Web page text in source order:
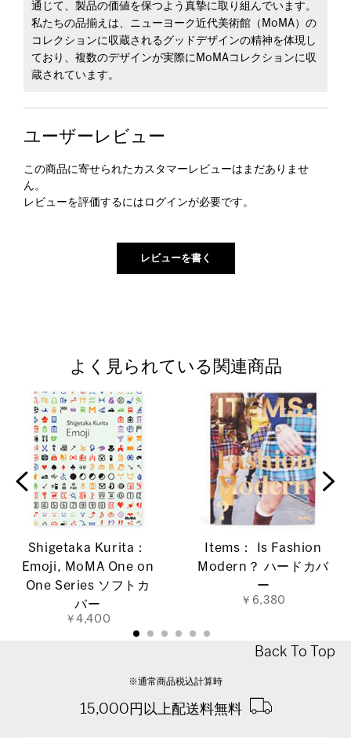
通じて、製品の価値を保つよう真摯に取り組んでいます。
私たちの品揃えは、ニューヨーク近代美術館（MoMA）の
コレクションに収蔵されるグッドデザインの精神を体現し
ており、複数のデザインが実際にMoMAコレクションに収
蔵されています。
ユーザーレビュー
この商品に寄せられたカスタマーレビューはまだありませ
ん。
レビューを評価するには ログインが必要です。
よく見られている関連商品
Shigetaka Kurita：
Emoji, MoMA One on
One Series ソフトカ
バー
￥4,400
Items： Is Fashion
Modern？ ハードカバ
ー
￥6,380
Back To Top
※通常商品税込計算時
15,000円以上配送料無料